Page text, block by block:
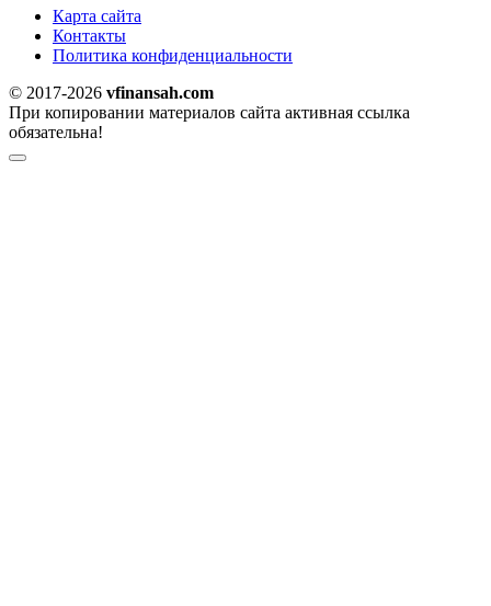
Карта сайта
Контакты
Политика конфиденциальности
© 2017-2026 vfinansah.com
При копировании материалов сайта активная ссылка
обязательна!